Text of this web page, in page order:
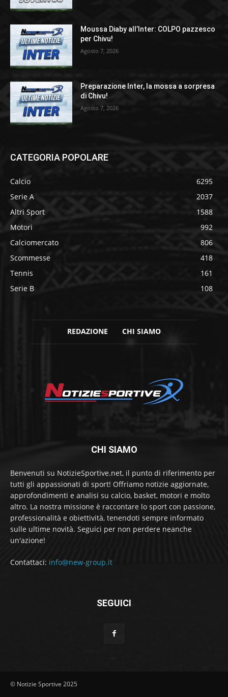
Moussa Diaby all’Inter: COLPO pazzesco
per Chivu!
Agosto 7, 2026
Preparazione Inter, la mossa a sorpresa
di Chivu!
Agosto 7, 2026
CATEGORIA POPOLARE
Calcio
6295
Serie A
2037
Altri Sport
1588
Motori
992
Calciomercato
806
Scommesse
418
Tennis
161
Serie B
108
REDAZIONE CHI SIAMO
CHI SIAMO
Benvenuti su NotizieSportive.net, il punto di riferimento per
tutti gli appassionati di sport! Offriamo notizie aggiornate,
approfondimenti e analisi su calcio, basket, motori e molto
altro. La nostra missione è raccontare lo sport con passione,
professionalità e obiettività, tenendoti sempre informato
sulle ultime novità. Seguici per non perdere neanche
un'azione!
Contattaci: info@new-group.it
SEGUICI
© Notizie Sportive 2025